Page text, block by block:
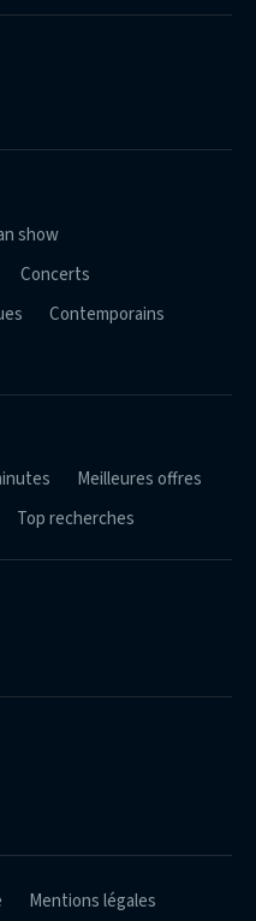
show
Concerts
Contemporains
Meilleures offres
Top recherches
Mentions légales